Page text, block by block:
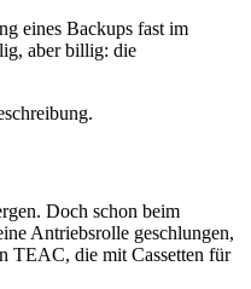
eines Backups fast im
aber billig: die
Doch schon beim
Antriebsrolle geschlungen,
TEAC, die mit Cassetten für